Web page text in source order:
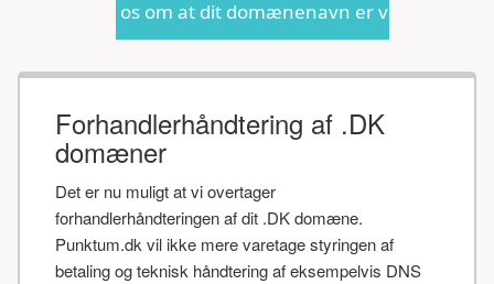
om at dit domænenavn er ved at udløbe eller
Forhandlerhåndtering af .DK
domæner
Det er nu muligt at vi overtager
forhandlerhåndteringen af dit .DK domæne.
Punktum.dk vil ikke mere varetage styringen af
betaling og teknisk håndtering af eksempelvis DNS